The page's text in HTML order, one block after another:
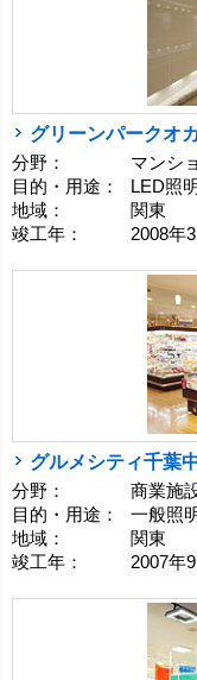
グリーンパークオ
分野：
マンシ
目的・用途：
LED照
地域：
関東
竣工年：
2008年3
グルメシティ千葉
分野：
商業施
目的・用途：
一般照
地域：
関東
竣工年：
2007年9